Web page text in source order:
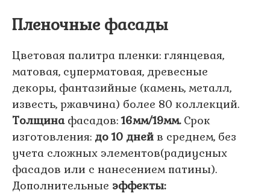
Пленочные фасады
Цветовая палитра пленки: глянцевая,
матовая, суперматовая, древесные
декоры, фантазийные (камень, металл,
известь, ржавчина) более 80 коллекций.
Толщина фасадов:16мм/19мм.Срок
изготовления: до 10 дней в среднем, без
учета сложных элементов(радиусных
фасадов или с нанесением патины).
Дополнительные эффекты: